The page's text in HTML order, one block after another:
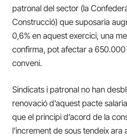
patronal del sector (la
Construcció) que suposaria
0,6% en aquest exercici, una
confirma, pot afectar a
conveni.
Sindicats i patronal no han
renovació d’aquest pacte
que el principi d’acord de la
l’increment de sous tendeix ara